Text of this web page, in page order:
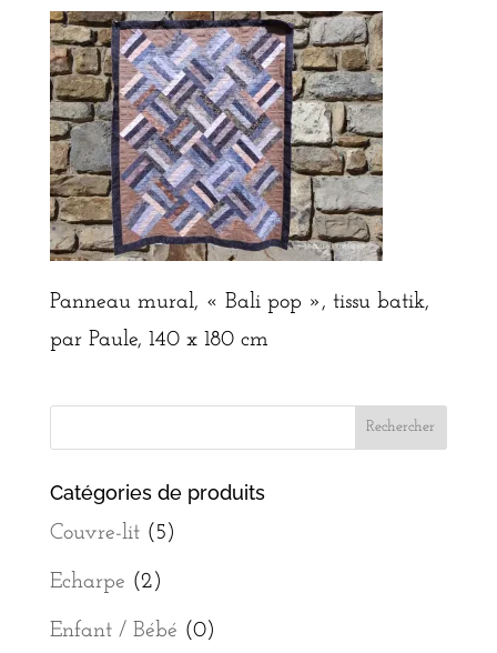
Panneau mural, « Bali pop », tissu batik,
par Paule, 140 x 180 cm
Catégories de produits
Couvre-lit (5)
Echarpe (2)
Enfant / Bébé (0)